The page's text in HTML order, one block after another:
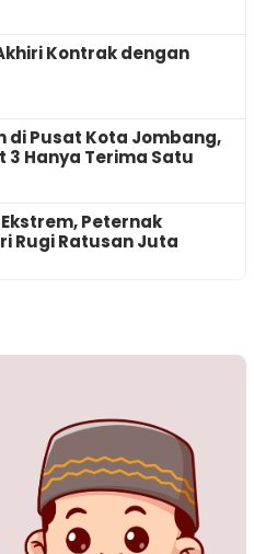
Kontrak dengan
di Pusat Kota Jombang,
3 Hanya Terima Satu
Peternak
Rugi Ratusan Juta